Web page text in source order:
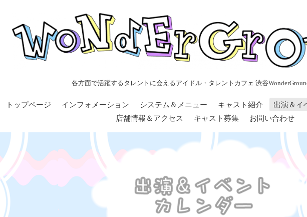
各方面で活躍するタレントに会えるアイドル・タレントカフェ 渋谷
トップページ インフォメーション システム＆メニュー キャスト紹介 出演＆イ
店舗情報＆アクセス
キャスト募集 お問い合わせ